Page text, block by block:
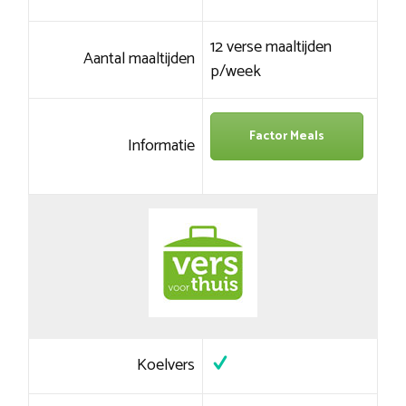
Aantal maaltijden 12 verse maaltijden
p/week
Informatie Factor Meals
Koelvers